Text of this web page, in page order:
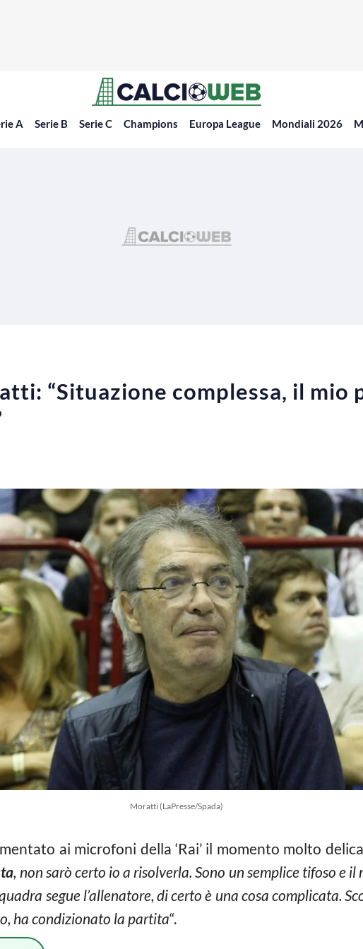
A Serie B Serie C Champions Europa League Mondiali 2026
“Situazione complessa, il mio
Moratti (LaPresse/Spada)
ai microfoni della ‘Rai’ il momento molto
, non sarò certo io a risolverla. Sono un semplice tifoso e il
segue l’allenatore, di certo è una cosa complicata.
ha condizionato la partita“.